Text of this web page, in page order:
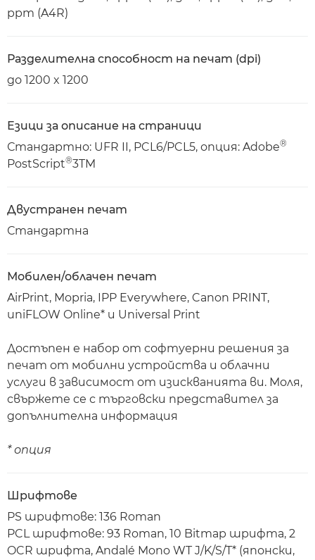
ppm (A4R)
Разделителна способност на печат (dpi)
до 1200 x 1200
Езици за описание на страници
Стандартно: UFR II, PCL6/PCL5, опция: Adobe®
PostScript®3TM
Двустранен печат
Стандартна
Мобилен/облачен печат
AirPrint, Mopria, IPP Everywhere, Canon PRINT,
uniFLOW Online* и Universal Print
Достъпен е набор от софтуерни решения за
печат от мобилни устройства и облачни
услуги в зависимост от изискванията ви. Моля,
свържете се с търговски представител за
допълнителна информация
* опция
Шрифтове
PS шрифтове: 136 Roman
PCL шрифтове: 93 Roman, 10 Bitmap шрифта, 2
OCR шрифта, Andalé Mono WT J/K/S/T* (японски,